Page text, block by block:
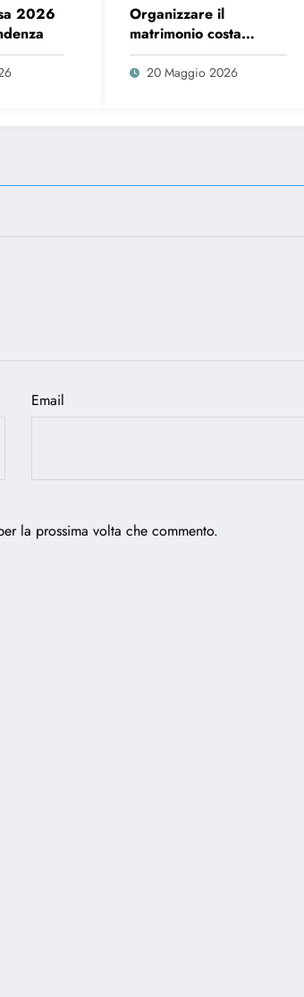
2026
Organizzare il
matrimonio costa
sempre di più, ecco i
dati del 2026
20 Maggio 2026
Email
la prossima volta che commento.